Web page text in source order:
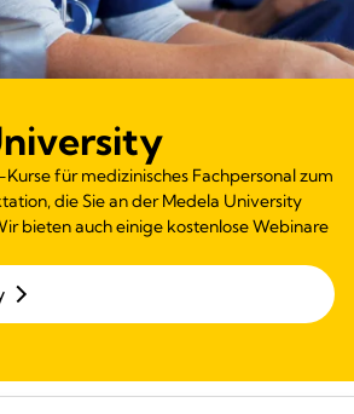
für medizinisches Fachpersonal zum
die Sie an der Medela University
bieten auch einige kostenlose Webinare